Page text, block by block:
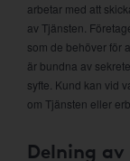
arbetar med att
av Tjänsten.
som de behöver för
är bundna av
syfte. Kund kan vid
om Tjänsten eller
Delning